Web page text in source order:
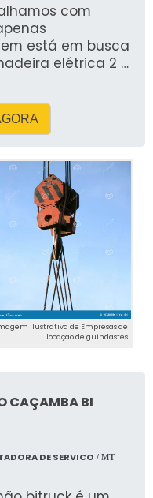
com
está em busca
elétrica 2 5
ilustrativa de Empresas de
locação de guindastes
CAÇAMBA BI
DE SERVICO / MT